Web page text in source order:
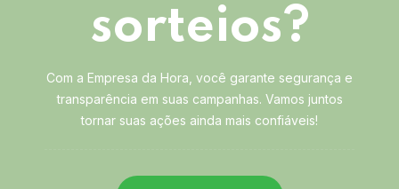
sorteios?
Com a Empresa da Hora, você garante segurança e
transparência em suas campanhas. Vamos juntos
tornar suas ações ainda mais confiáveis!